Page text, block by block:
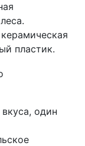
пластик.
один